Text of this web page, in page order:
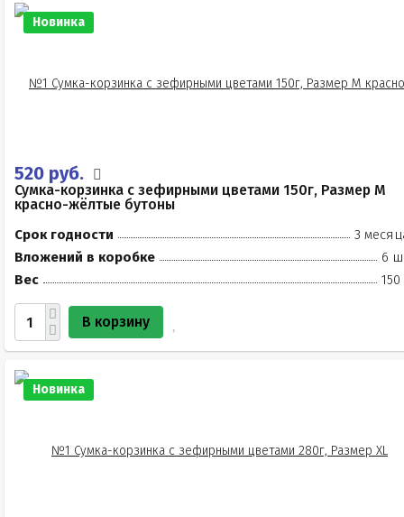
Новинка
520 руб.
Сумка-корзинка с зефирными цветами 150г, Размер М
красно-жёлтые бутоны
Срок годности
3
Вложений в коробке
6
Вес
150
В корзину
Новинка